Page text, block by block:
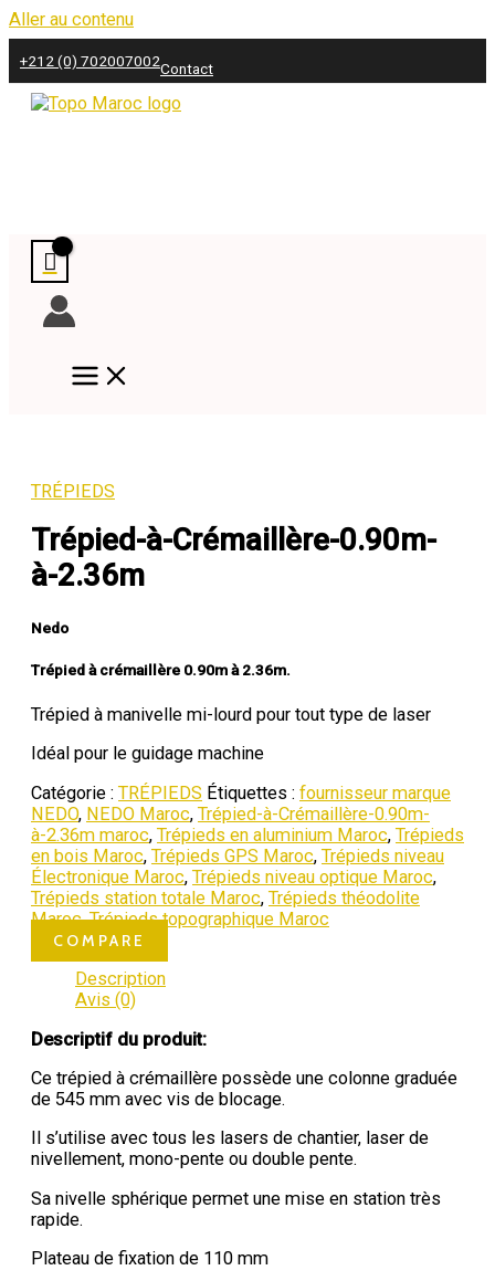
Aller au contenu
+212 (0) 702007002Contact
TRÉPIEDS
Trépied-à-Crémaillère-0.90m-
à-2.36m
Nedo
Trépied à crémaillère 0.90m à 2.36m.
Trépied à manivelle mi-lourd pour tout type de laser
Idéal pour le guidage machine
Catégorie : TRÉPIEDS Étiquettes : fournisseur marque
NEDO, NEDO Maroc, Trépied-à-Crémaillère-0.90m-
à-2.36m maroc, Trépieds en aluminium Maroc, Trépieds
en bois Maroc, Trépieds GPS Maroc, Trépieds niveau
Électronique Maroc, Trépieds niveau optique Maroc,
Trépieds station totale Maroc, Trépieds théodolite
Maroc,Trépieds topographique Maroc
COMPARE
Description
Avis (0)
Descriptif du produit:
Ce trépied à crémaillère possède une colonne graduée
de 545 mm avec vis de blocage.
Il s’utilise avec tous les lasers de chantier, laser de
nivellement, mono-pente ou double pente.
Sa nivelle sphérique permet une mise en station très
rapide.
Plateau de fixation de 110 mm